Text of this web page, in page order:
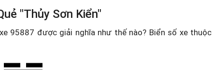
"Thủy Sơn Kiển"
95887 được giải nghĩa như thế nào? Biển số xe thuộc